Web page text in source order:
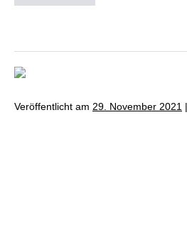
Veröffentlicht am 29. November 2021 |